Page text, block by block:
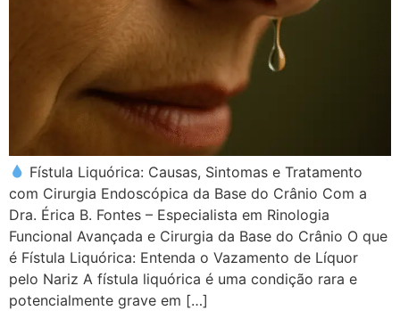
Fístula Liquórica: Causas, Sintomas e Tratamento
com Cirurgia Endoscópica da Base do Crânio Com a
Dra. Érica B. Fontes – Especialista em Rinologia
Funcional Avançada e Cirurgia da Base do Crânio O que
é Fístula Liquórica: Entenda o Vazamento de Líquor
pelo Nariz A fístula liquórica é uma condição rara e
potencialmente grave em […]